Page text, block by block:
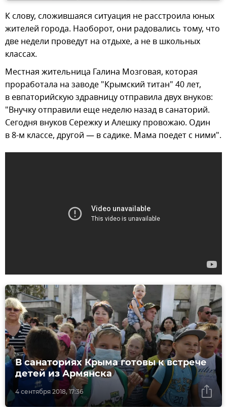
К слову, сложившаяся ситуация не расстроила юных
жителей города. Наоборот, они радовались тому, что
две недели проведут на отдыхе, а не в школьных
классах.
Местная жительница Галина Мозговая, которая
проработала на заводе "Крымский титан" 40 лет,
в евпаторийскую здравницу отправила двух внуков:
"Внучку отправили еще неделю назад в санаторий.
Сегодня внуков Сережку и Алешку провожаю. Один
в 8-м классе, другой — в садике. Мама поедет с ними".
4 сентября 2018, 17:36
В санаториях Крыма готовы к встрече
детей из Армянска